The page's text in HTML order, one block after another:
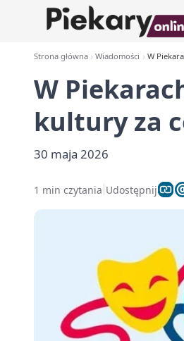
Strona główna Wiadomości W
W
kultury za
30 maja 2026
1 min czytania Udostępnij